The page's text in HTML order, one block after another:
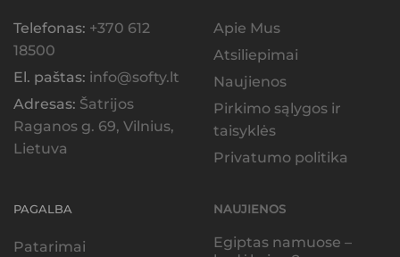
Telefonas: +370 612
18500
El. paštas: info@softy.lt
Adresas: Šatrijos
Raganos g. 69, Vilnius,
Lietuva
Apie Mus
Atsiliepimai
Naujienos
Pirkimo sąlygos ir
taisyklės
Privatumo politika
PAGALBA
Patarimai
NAUJIENOS
Egiptas namuose –